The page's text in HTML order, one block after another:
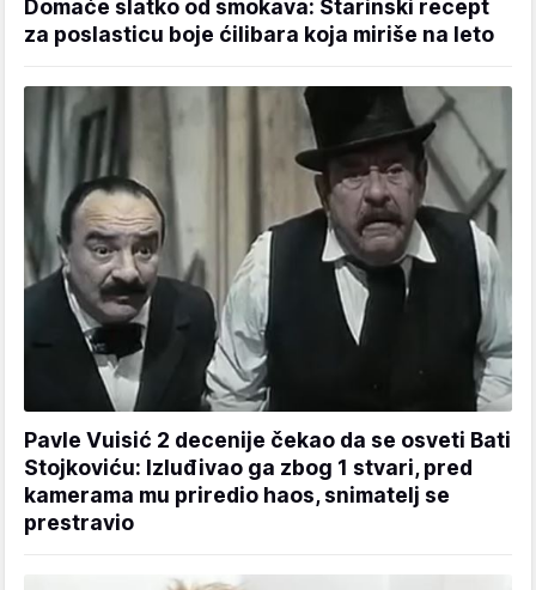
Domaće slatko od smokava: Starinski recept
za poslasticu boje ćilibara koja miriše na leto
Pavle Vuisić 2 decenije čekao da se osveti Bati
Stojkoviću: Izluđivao ga zbog 1 stvari, pred
kamerama mu priredio haos, snimatelj se
prestravio